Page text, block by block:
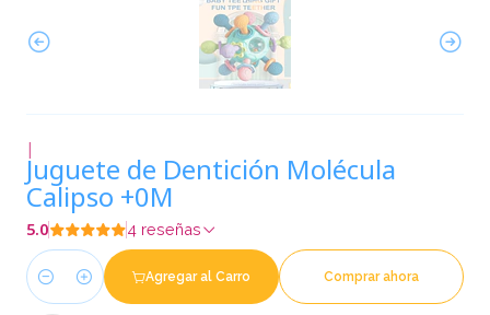
|
Juguete de Dentición Molécula
Calipso +0M
5.0 4 reseñas
Cantidad
Agregar al Carro Comprar ahora